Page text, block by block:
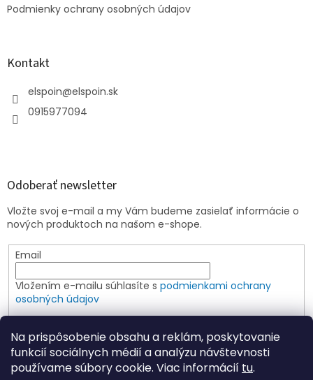
Na prispôsobenie obsahu a reklám, poskytovanie
funkcií sociálnych médií a analýzu návštevnosti
používame súbory cookie. Viac informácií tu.
Podmienky ochrany osobných údajov
Kontakt
elspoin@elspoin.sk
0915977094
Odoberať newsletter
Vložte svoj e-mail a my Vám budeme zasielať informácie o
nových produktoch na našom e-shope.
Email
Vložením e-mailu súhlasíte s podmienkami ochrany
osobných údajov
PRIHLÁSIŤ SA